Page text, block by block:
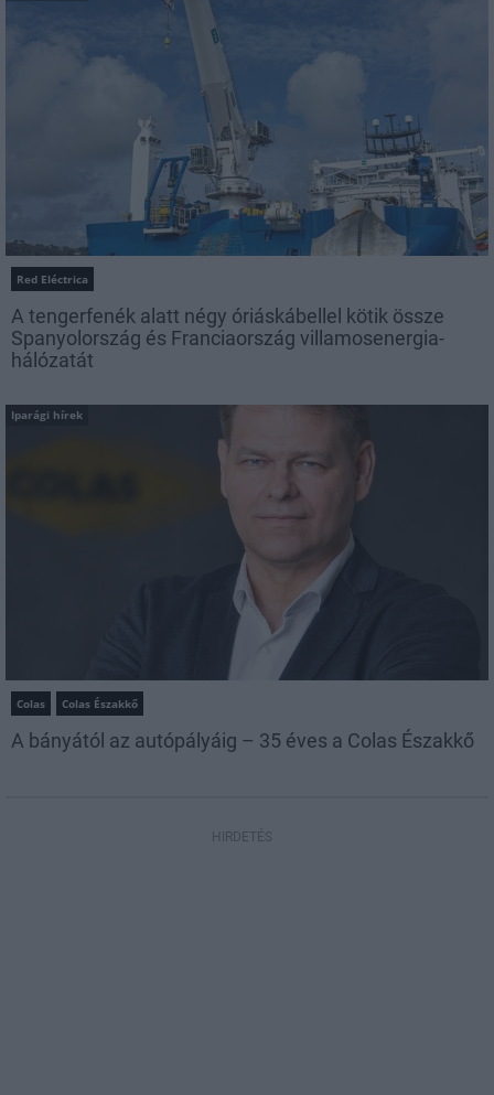
Red Eléctrica
A tengerfenék alatt négy óriáskábellel kötik össze
Spanyolország és Franciaország villamosenergia-
hálózatát
Iparági hírek
Colas Colas Északkő
A bányától az autópályáig – 35 éves a Colas Északkő
HIRDETÉS